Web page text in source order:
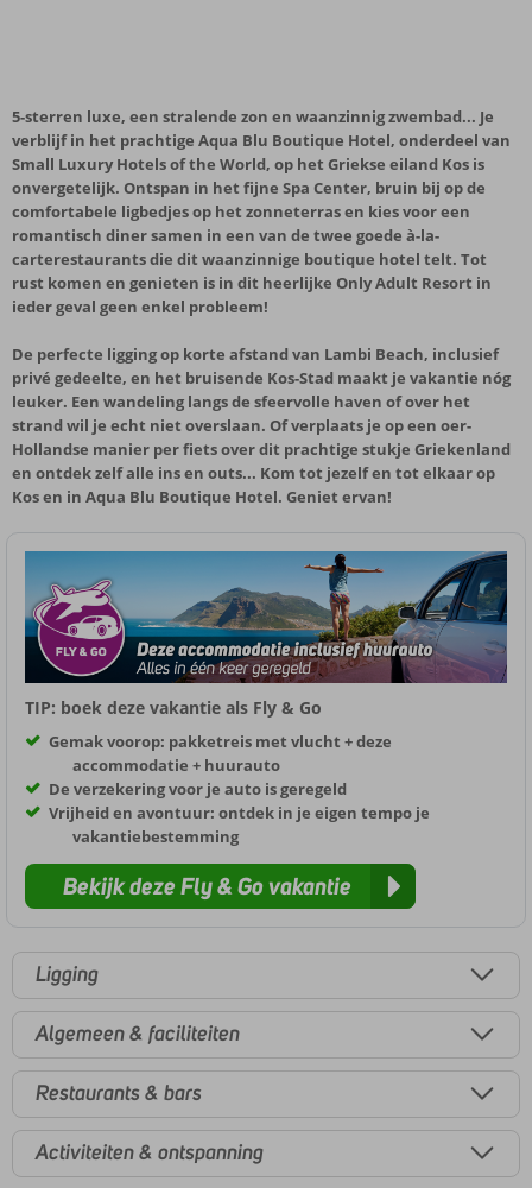
5-sterren luxe, een stralende zon en waanzinnig zwembad... Je
verblijf in het prachtige Aqua Blu Boutique Hotel, onderdeel van
Small Luxury Hotels of the World, op het Griekse eiland Kos is
onvergetelijk. Ontspan in het fijne Spa Center, bruin bij op de
comfortabele ligbedjes op het zonneterras en kies voor een
romantisch diner samen in een van de twee goede à-la-
carterestaurants die dit waanzinnige boutique hotel telt. Tot
rust komen en genieten is in dit heerlijke Only Adult Resort in
ieder geval geen enkel probleem!
De perfecte ligging op korte afstand van Lambi Beach, inclusief
privé gedeelte, en het bruisende Kos-Stad maakt je vakantie nóg
leuker. Een wandeling langs de sfeervolle haven of over het
strand wil je echt niet overslaan. Of verplaats je op een oer-
Hollandse manier per fiets over dit prachtige stukje Griekenland
en ontdek zelf alle ins en outs... Kom tot jezelf en tot elkaar op
Kos en in Aqua Blu Boutique Hotel. Geniet ervan!
TIP: boek deze vakantie als Fly & Go
Gemak voorop: pakketreis met vlucht + deze
accommodatie + huurauto
De verzekering voor je auto is geregeld
Vrijheid en avontuur: ontdek in je eigen tempo je
vakantiebestemming
Bekijk deze Fly & Go vakantie
Ligging
Algemeen & faciliteiten
Restaurants & bars
Activiteiten & ontspanning